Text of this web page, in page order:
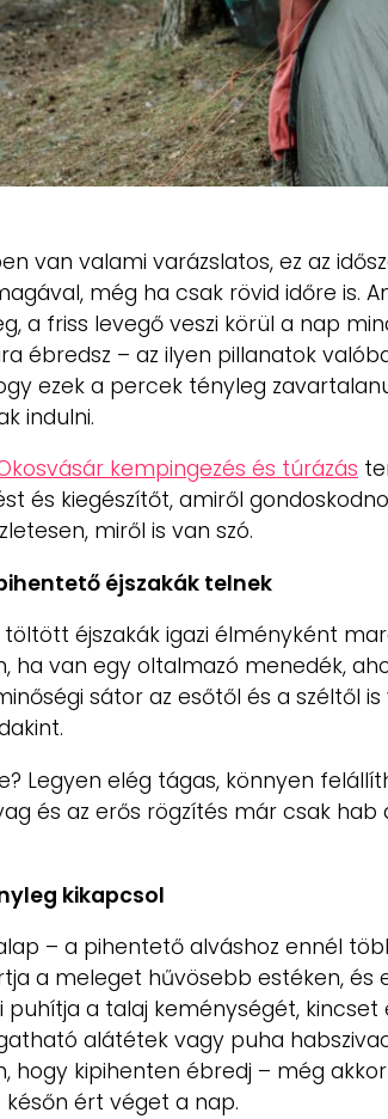
van valami varázslatos, ez az
még ha csak rövid időre is.
a friss levegő veszi körül a nap
ébredsz – az ilyen pillanatok
ezek a percek tényleg
indulni.
kempingezés és túrázás
és kiegészítőt, amiről
miről is van szó.
éjszakák telnek
éjszakák igazi élményként
ha van egy oltalmazó menedék,
sátor az esőtől és a széltől
Legyen elég tágas, könnyen
és az erős rögzítés már csak
kikapcsol
– a pihentető alváshoz ennél
a meleget hűvösebb estéken, és
a talaj keménységét, kincset
alátétek vagy puha
hogy kipihenten ébredj – még
ért véget a nap.